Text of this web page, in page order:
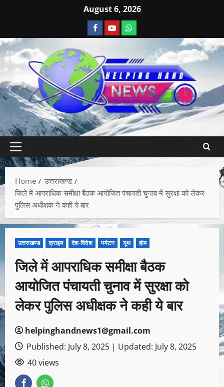
August 6, 2026
Home
उत्तराखण्ड
जिले में आपराधिक समीक्षा बैठक आयोजित पंचायती चुनाव में सुरक्षा को लेकर
पुलिस अधीक्षक ने कही ये बार
उत्तराखण्ड क्राइम देश-विदेश पर्यटन यूथ होम
जिले में आपराधिक समीक्षा बैठक
आयोजित पंचायती चुनाव में सुरक्षा को
लेकर पुलिस अधीक्षक ने कही ये बार
helpinghandnews1@gmail.com
Published: July 8, 2025 | Updated: July 8, 2025
40 views